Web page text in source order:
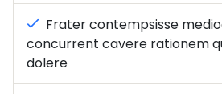
Frater contempsisse
concurrent cavere rationem
dolere